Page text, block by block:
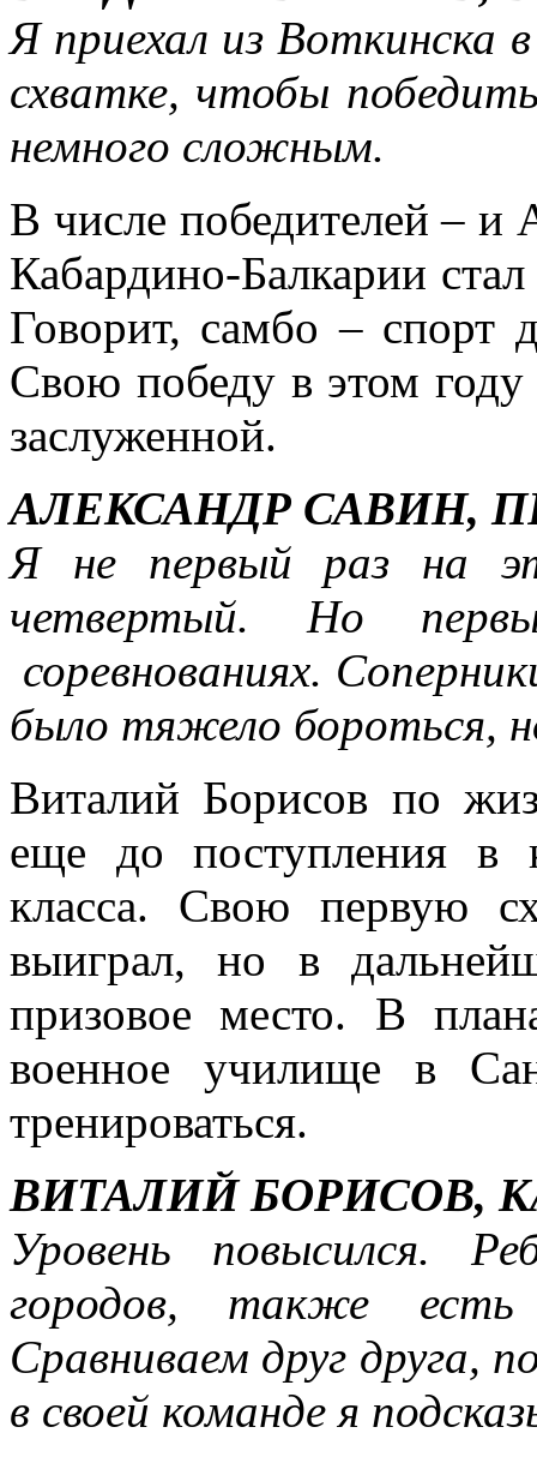
Я приехал из Воткинска
схватке, чтобы
немного сложным.
В числе победителей – и
Кабардино-Балкарии
Говорит, самбо – спорт
Свою победу в этом году
заслуженной.
АЛЕКСАНДР САВИН,
Я не первый раз на
четвертый. Но
соревнованиях.
было тяжело бороться,
Виталий Борисов по
еще до поступления в
класса. Свою первую
выиграл, но в
призовое место. В
военное училище в
тренироваться.
ВИТАЛИЙ БОРИСОВ,
Уровень повысился.
городов, также
Сравниваем друг друга,
в своей команде я